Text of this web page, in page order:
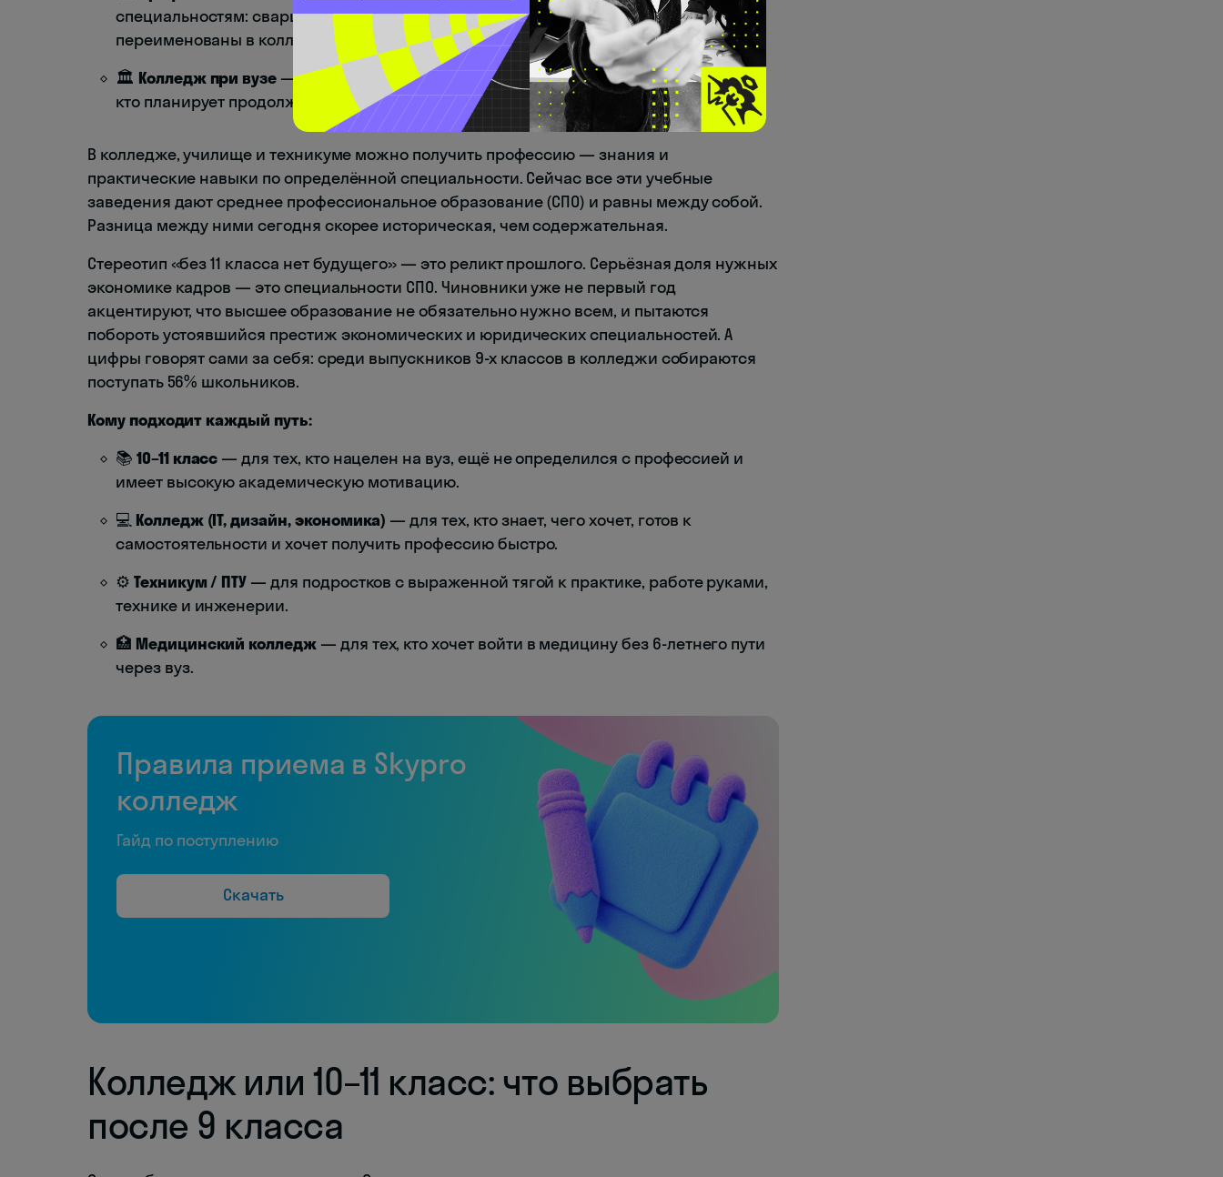
специальностям: сварщик, электрик, повар, слесарь. Во многих регионах уже
переименованы в колледжи.
🏛 Колледж при вузе — структурное подразделение университета. Удобен для тех,
кто планирует продолжить обучение в том же учреждении.
В колледже, училище и техникуме можно получить профессию — знания и
практические навыки по определённой специальности. Сейчас все эти учебные
заведения дают среднее профессиональное образование (СПО) и равны между собой.
Разница между ними сегодня скорее историческая, чем содержательная.
Стереотип «без 11 класса нет будущего» — это реликт прошлого. Серьёзная доля нужных
экономике кадров — это специальности СПО. Чиновники уже не первый год
акцентируют, что высшее образование не обязательно нужно всем, и пытаются
побороть устоявшийся престиж экономических и юридических специальностей. А
цифры говорят сами за себя: среди выпускников 9-х классов в колледжи собираются
поступать 56% школьников.
Кому подходит каждый путь:
📚 10–11 класс — для тех, кто нацелен на вуз, ещё не определился с профессией и
имеет высокую академическую мотивацию.
💻 Колледж (IT, дизайн, экономика) — для тех, кто знает, чего хочет, готов к
самостоятельности и хочет получить профессию быстро.
⚙️ Техникум / ПТУ — для подростков с выраженной тягой к практике, работе руками,
технике и инженерии.
🏥 Медицинский колледж— для тех, кто хочет войти в медицину без 6-летнего пути
через вуз.
Правила приема в Skypro
колледж
Гайд по поступлению
Скачать
Колледж или 10–11 класс: что выбрать
после 9 класса